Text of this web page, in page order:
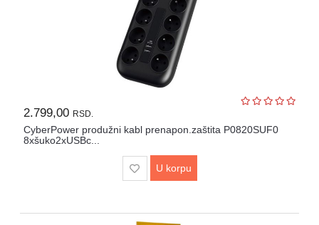
2.799,00 RSD.
CyberPower produžni kabl prenapon.zaštita P0820SUF0
8xšuko2xUSBc...
U korpu